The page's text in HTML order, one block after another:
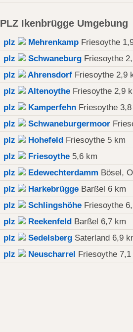
PLZ Ikenbrügge Umgebung
plz Mehrenkamp Friesoythe
plz
Schwaneburg Friesoythe
plz
Ahrensdorf Friesoythe 2,9
plz
Altenoythe Friesoythe 2,9
plz
Kamperfehn Friesoythe
plz
Schwaneburgermoor
plz
Hohefeld Friesoythe 5 km
plz
Friesoythe 5,6 km
plz
Edewechterdamm Bösel,
plz
Harkebrügge Barßel 6 km
plz
Schlingshöhe Friesoythe
plz
Reekenfeld Barßel 6,7 km
plz
Sedelsberg Saterland 6,9
plz
Neuscharrel Friesoythe 7,1